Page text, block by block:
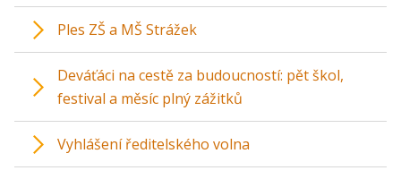
Ples ZŠ a MŠ Strážek
Deváťáci na cestě za budoucností: pět škol,
festival a měsíc plný zážitků
Vyhlášení ředitelského volna